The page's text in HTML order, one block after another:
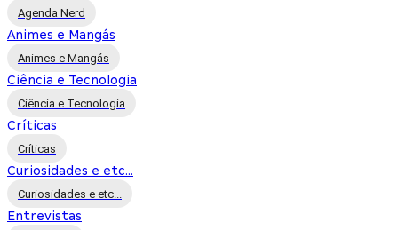
Agenda Nerd
Animes e Mangás
Animes e Mangás
Ciência e Tecnologia
Ciência e Tecnologia
Críticas
Críticas
Curiosidades e etc...
Curiosidades e etc...
Entrevistas